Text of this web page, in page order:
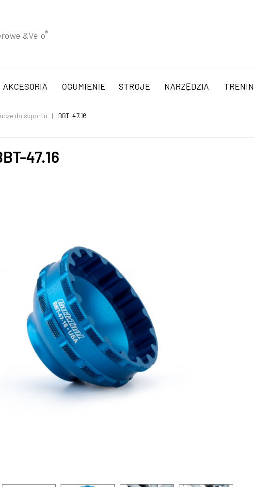
&Velo®
AKCESORIA OGUMIENIE STROJE NARZĘDZIA
do suportu BBT-47.16
47.16